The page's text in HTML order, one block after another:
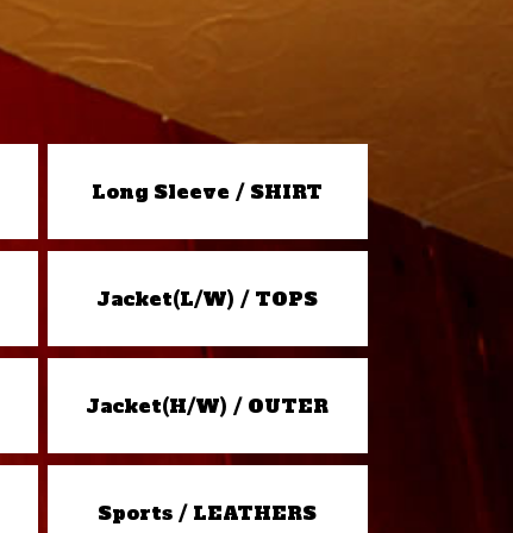
Long Sleeve / SHIRT
Jacket(L/W) / TOPS
Jacket(H/W) / OUTER
Sports / LEATHERS